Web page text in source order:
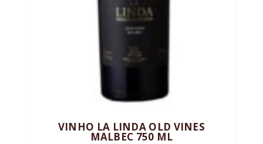
VINHO LA LINDA OLD VINES
MALBEC 750 ML